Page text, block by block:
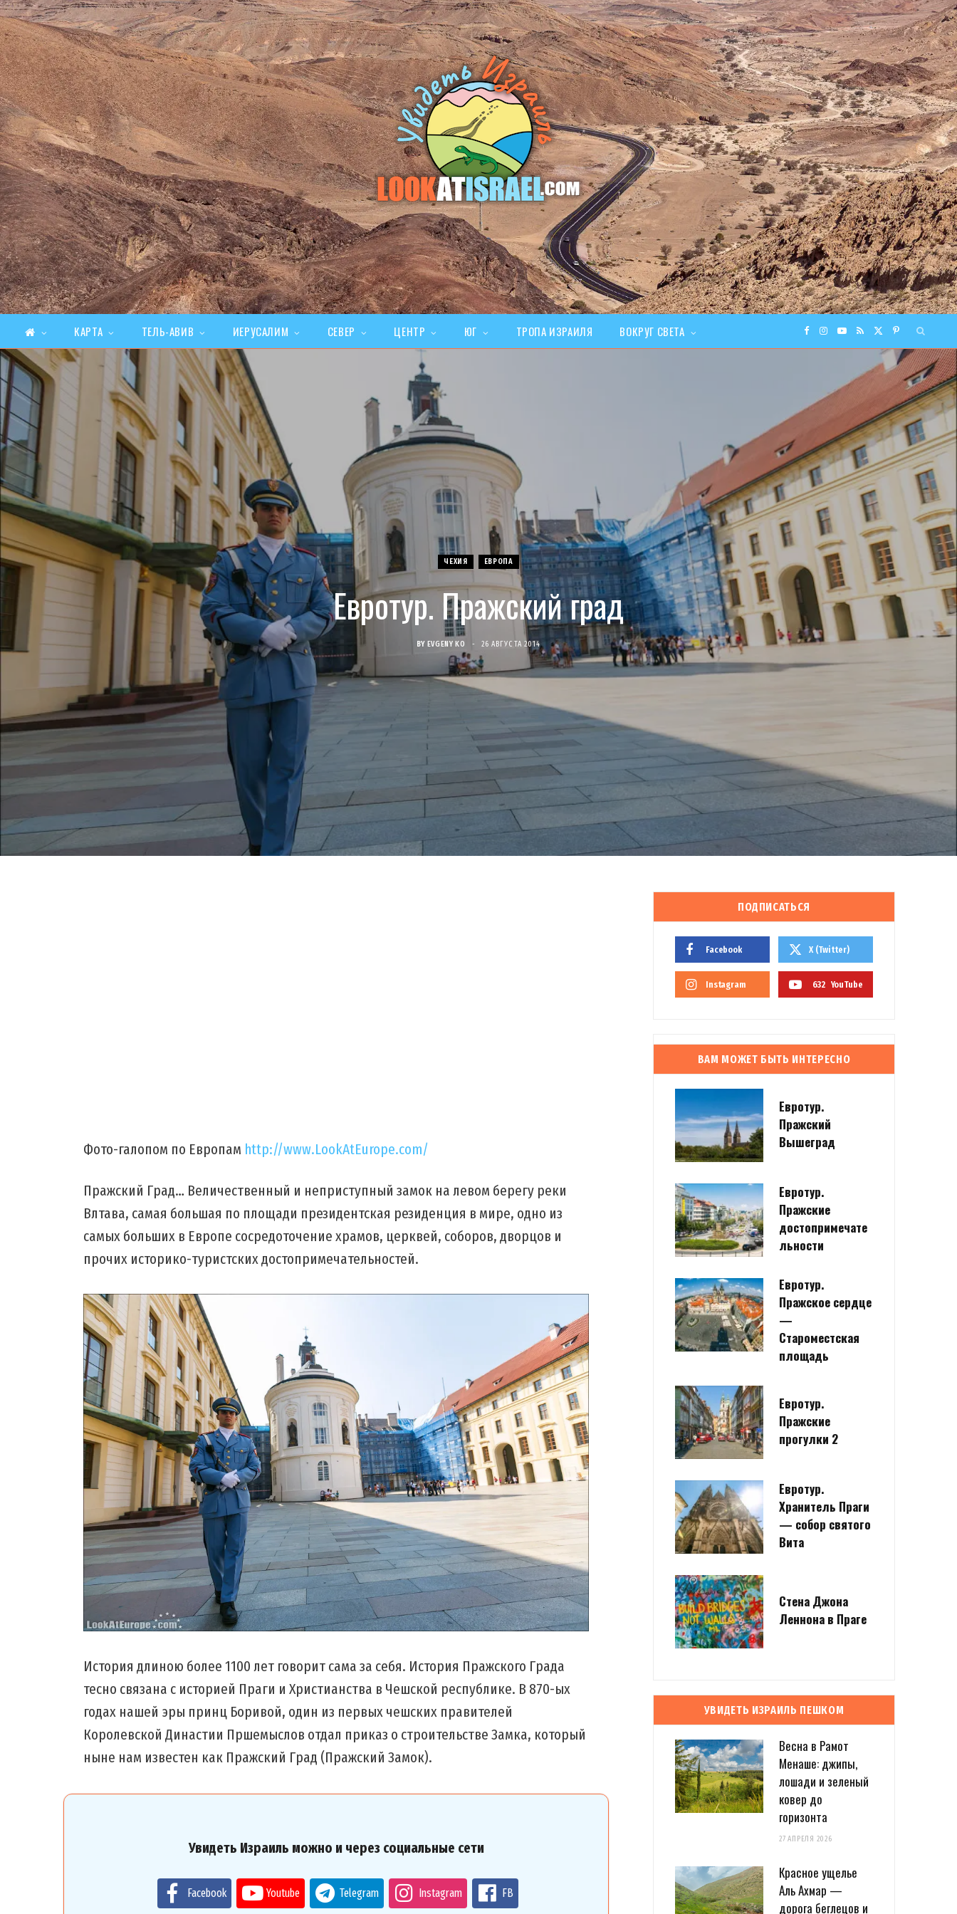
F
b
o
k
I
s
a
g
r
a
m
Y
T
R
(
w
i
t
e
r
)
P
i
n
t
e
t
КАРТА ТЕЛЬ-АВИВ ИЕРУСАЛИМ СЕВЕР ЦЕНТР ЮГ ТРОПА ИЗРАИЛЯ ВОКРУГ СВЕТА
ЧЕХИЯ ЕВРОПА
Евротур. Пражский град
BY EVGENY KO 26 АВГУСТА 2014
Фото-галопом по Европам http://www.LookAtEurope.com/
Пражский Град… Величественный и неприступный замок на левом берегу реки
Влтава, самая большая по площади президентская резиденция в мире, одно из
самых больших в Европе сосредоточение храмов, церквей, соборов, дворцов и
прочих историко-туристских достопримечательностей.
История длиною более 1100 лет говорит сама за себя. История Пражского Града
тесно связана с историей Праги и Христианства в Чешской республике. В 870-ых
годах нашей эры принц Боривой, один из первых чешских правителей
Королевской Династии Пршемыслов отдал приказ о строительстве Замка, который
ныне нам известен как Пражский Град (Пражский Замок).
Увидеть Израиль можно и через социальные сети
Facebook Youtube Telegram Instagram FB
ПОДПИСАТЬСЯ
Facebook X (Twitter)
Instagram 632 YouTube
ВАМ МОЖЕТ БЫТЬ ИНТЕРЕСНО
Евротур.
Пражский
Вышеград
Евротур.
Пражские
достопримечате
льности
Евротур.
Пражское сердце
—
Староместская
площадь
Евротур.
Пражские
прогулки 2
Евротур.
Хранитель Праги
— собор святого
Вита
Стена Джона
Леннона в Праге
УВИДЕТЬ ИЗРАИЛЬ ПЕШКОМ
Весна в Рамот
Менаше: джипы,
лошади и зеленый
ковер до
горизонта
27 АПРЕЛЯ 2026
Красное ущелье
Аль Ахмар —
дорога беглецов и